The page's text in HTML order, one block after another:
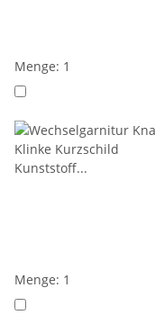
Menge: 1
Menge: 1